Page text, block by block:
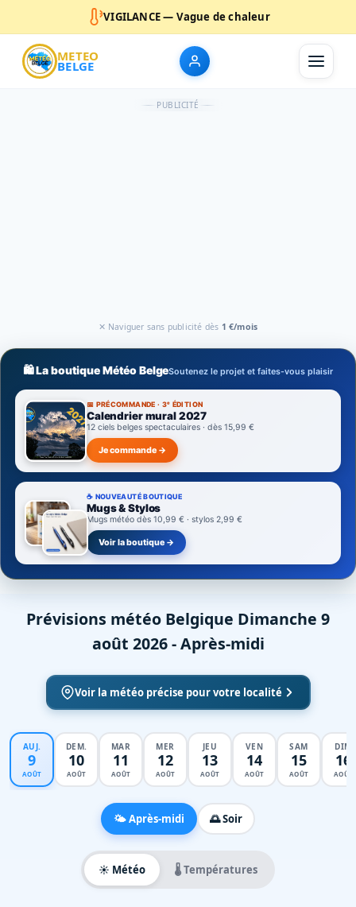
VIGILANCE — Vague de chaleur
METEO
BELGE
PUBLICITÉ
✕ Naviguer sans publicité dès 1 €/mois
🛍️ La boutique Météo BelgeSoutenez le projet et faites-vous plaisir
📅 PRÉCOMMANDE · 3ᵉ ÉDITION
Calendrier mural 2027
12 ciels belges spectaculaires · dès 15,99 €
Je commande →
☕ NOUVEAUTÉ BOUTIQUE
Mugs & Stylos
Mugs météo dès 10,99 € · stylos 2,99 €
Voir la boutique →
Prévisions météo Belgique Dimanche 9
août 2026 - Après-midi
Voir la météo précise pour votre localité
AUJ.
9
AOÛT
DEM.
10
AOÛT
MAR
11
AOÛT
MER
12
AOÛT
JEU
13
AOÛT
VEN
14
AOÛT
SAM
15
AOÛT
DIM
16
AOÛT
🌤️ Après-midi 🌅 Soir
☀️ Météo 🌡️ Températures